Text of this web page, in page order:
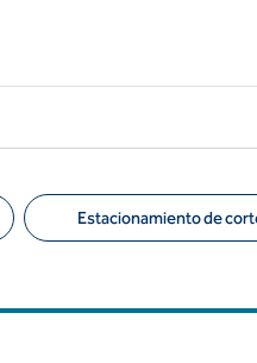
Estacionamiento de